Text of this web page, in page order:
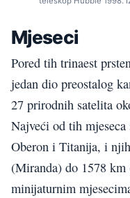
Mjeseci
Pored tih trinaest
jedan dio preostalog
27 prirodnih satelita
Najveći od tih
Oberon i Titanija, i
(Miranda) do 1578
minijaturnim